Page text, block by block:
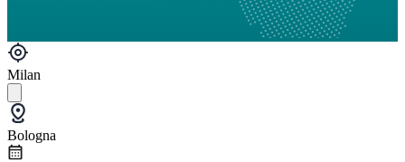
Milan
Bologna